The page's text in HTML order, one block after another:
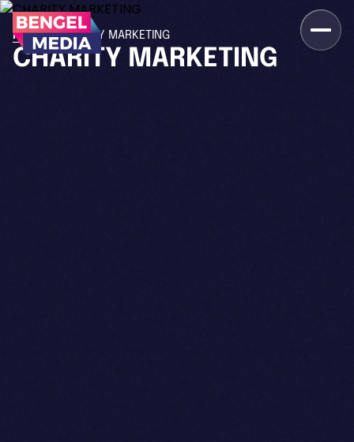
Home>CHARITY MARKETING
CHARITY MARKETING